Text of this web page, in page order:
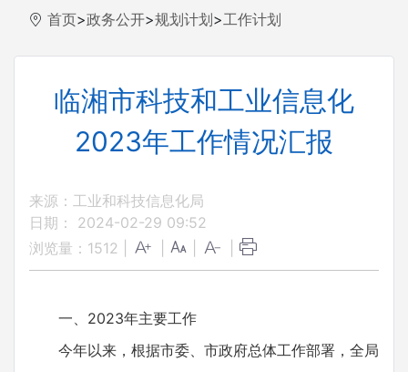
首页>政务公开>规划计划>工作计划
临湘市科技和工业信息化
2023年工作情况汇报
来源：工业和科技信息化局
日期： 2024-02-29 09:52
浏览量： 1512
一、2023年主要工作
今年以来，根据市委、市政府总体工作部署，全局